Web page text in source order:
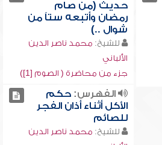
حديث (من صام
رمضان وأتبعه ستاً من
شوال ..)
للشيخ: محمد ناصر الدين
الألباني
جزء من محاضرة ( الصوم [1])
الفهرس:حكم
الأكل أثناء أذان الفجر
للصائم
للشيخ: محمد ناصر الدين